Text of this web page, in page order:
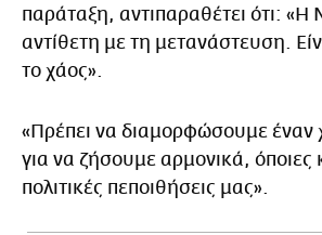
παράταξη, αντιπαραθέτει ότι: «Η
αντίθετη με τη μετανάστευση.
το χάος».
«Πρέπει να διαμορφώσουμε έναν
για να ζήσουμε αρμονικά, όποιες
πολιτικές πεποιθήσεις μας».